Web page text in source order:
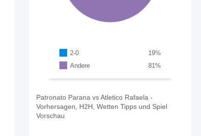
2-0 %
19
Andere
%
81
Patronato Parana vs Atletico Rafaela -
Vorhersagen, H2H, Wetten Tipps und Spiel
Vorschau